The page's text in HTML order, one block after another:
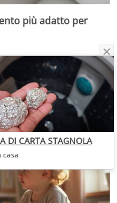
più adatto per
DI CARTA STAGNOLA
casa